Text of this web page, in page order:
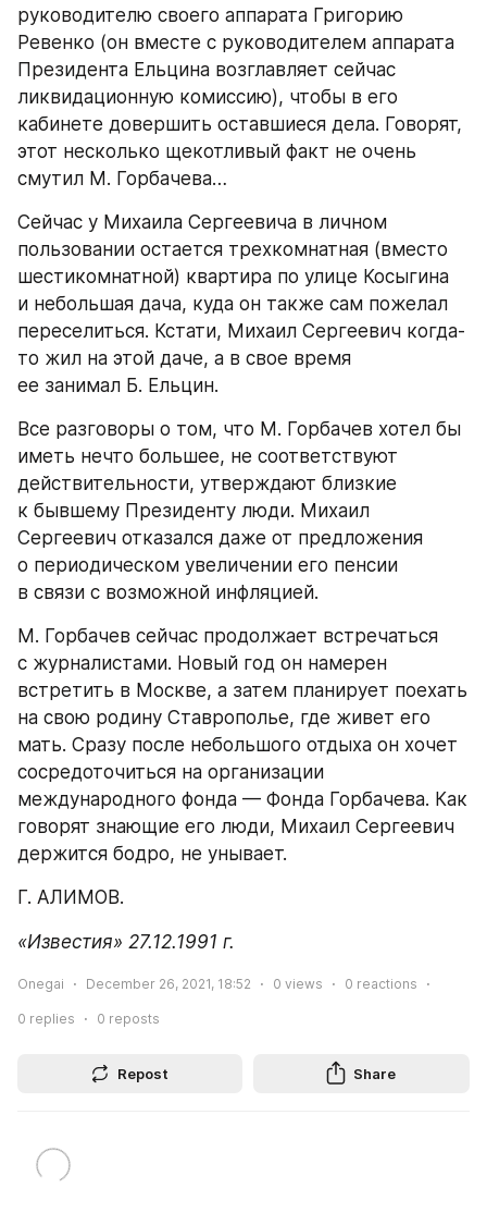
руководителю своего аппарата Григорию
Ревенко (он вместе с руководителем аппарата
Президента Ельцина возглавляет сейчас
ликвидационную комиссию), чтобы в его
кабинете довершить оставшиеся дела. Говорят,
этот несколько щекотливый факт не очень
смутил М. Горбачева…
Сейчас у Михаила Сергеевича в личном
пользовании остается трехкомнатная (вместо
шестикомнатной) квартира по улице Косыгина
и небольшая дача, куда он также сам пожелал
переселиться. Кстати, Михаил Сергеевич когда-
то жил на этой даче, а в свое время
ее занимал Б. Ельцин.
Все разговоры о том, что М. Горбачев хотел бы
иметь нечто большее, не соответствуют
действительности, утверждают близкие
к бывшему Президенту люди. Михаил
Сергеевич отказался даже от предложения
о периодическом увеличении его пенсии
в связи с возможной инфляцией.
М. Горбачев сейчас продолжает встречаться
с журналистами. Новый год он намерен
встретить в Москве, а затем планирует поехать
на свою родину Ставрополье, где живет его
мать. Сразу после небольшого отдыха он хочет
сосредоточиться на организации
международного фонда — Фонда Горбачева. Как
говорят знающие его люди, Михаил Сергеевич
держится бодро, не унывает.
Г. АЛИМОВ.
«Известия» 27.12.1991 г.
Onegai December 26, 2021, 18:52 0 views 0 reactions
0 replies 0 reposts
Repost Share